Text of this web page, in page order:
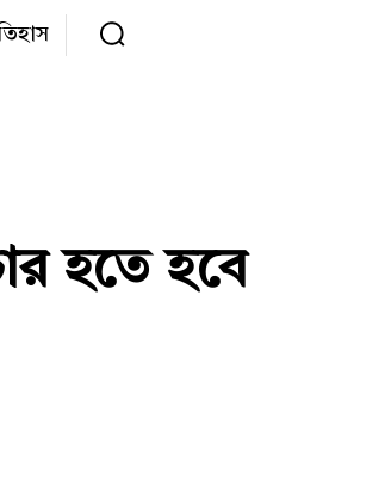
হতে হবে